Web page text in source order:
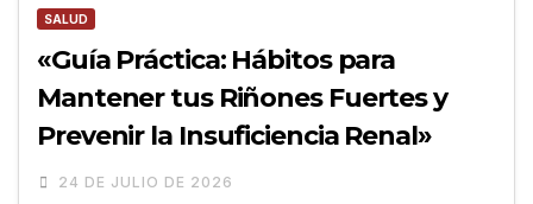
SALUD
«Guía Práctica: Hábitos para
Mantener tus Riñones Fuertes y
Prevenir la Insuficiencia Renal»
24 DE JULIO DE 2026